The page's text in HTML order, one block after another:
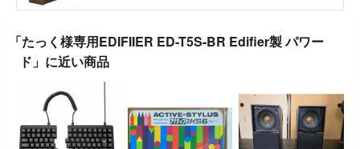
「たっく様専用EDIFIIER ED-T5S-BR Edifier製 パワー
ド」に近い商品